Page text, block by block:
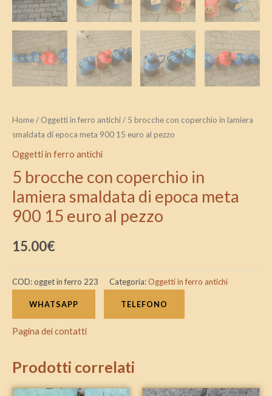
Home/ Oggetti in ferro antichi/ 5 brocche con coperchio in lamiera
smaldata di epoca meta 900 15 euro al pezzo
Oggetti in ferro antichi
5 brocche con coperchio in
lamiera smaldata di epoca meta
900 15 euro al pezzo
15.00€
pezzo
quantità
COD:ogget in ferro 223 Categoria: Oggetti in ferro antichi
WHATSAPP TELEFONO
Pagina dei contatti
Prodotti correlati